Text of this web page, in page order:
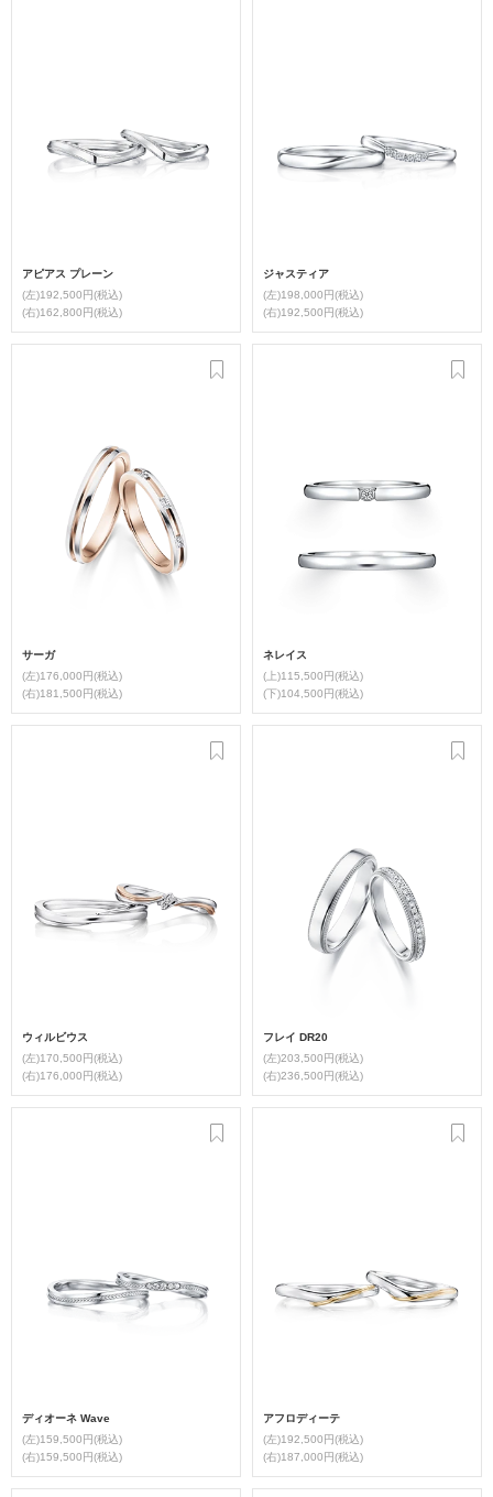
アピアス プレーン
(左)192,500円(税込)
(右)162,800円(税込)
ジャスティア
(左)198,000円(税込)
(右)192,500円(税込)
サーガ
(左)176,000円(税込)
(右)181,500円(税込)
ネレイス
(上)115,500円(税込)
(下)104,500円(税込)
ウィルビウス
(左)170,500円(税込)
(右)176,000円(税込)
フレイ DR20
(左)203,500円(税込)
(右)236,500円(税込)
ディオーネ Wave
(左)159,500円(税込)
(右)159,500円(税込)
アフロディーテ
(左)192,500円(税込)
(右)187,000円(税込)